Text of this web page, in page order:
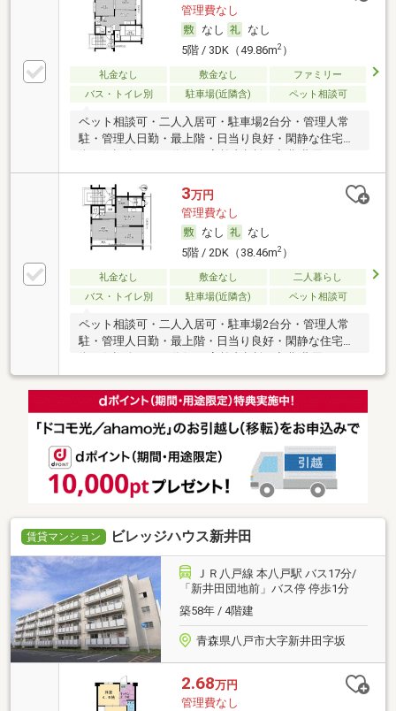
管理費なし
なし
なし
5階 / 3DK（49.86m2）
礼金なし 敷金なし
ファミリー
バス・トイレ別
駐車場(近隣含) ペット相談可
ペット相談可・二人入居可・駐車場2台分・管理人常
駐・管理人日勤・最上階・日当り良好・閑静な住宅
決済可
3万円
管理費なし
なし
なし
5階 / 2DK（38.46m2）
礼金なし 敷金なし
二人暮らし
バス・トイレ別
駐車場(近隣含) ペット相談可
ペット相談可・二人入居可・駐車場2台分・管理人常
駐・管理人日勤・最上階・日当り良好・閑静な住宅
決済可
賃貸マンション ビレッジハウス新井田
ＪＲ八戸線 本八戸駅 バス17分/
「新井田団地前」バス停 停歩1分
築58年 / 4階建
青森県八戸市大字新井田字坂
2.68万円
管理費なし